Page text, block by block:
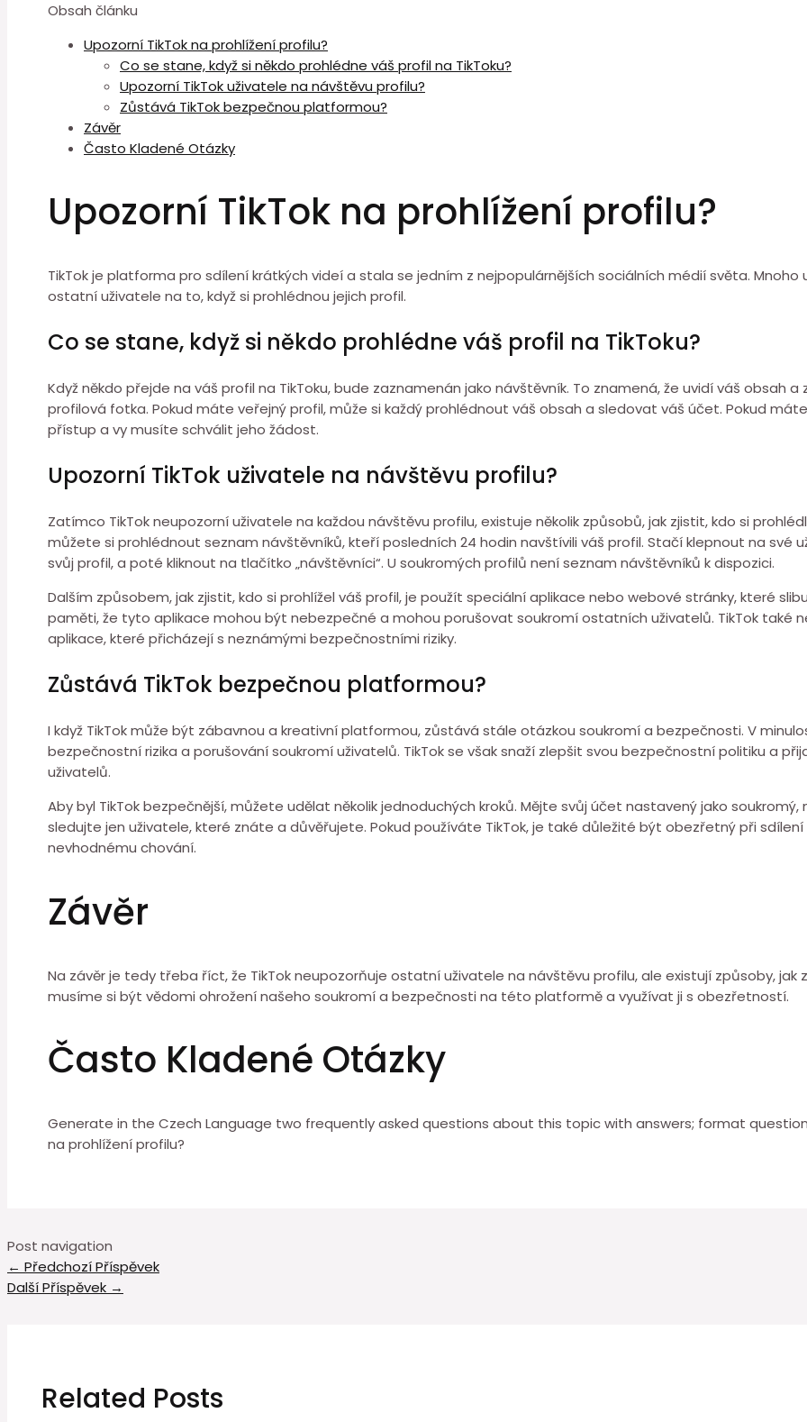
Obsah článku
Upozorní TikTok na prohlížení profilu?
Co se stane, když si někdo prohlédne váš profil na TikToku?
Upozorní TikTok uživatele na návštěvu profilu?
Zůstává TikTok bezpečnou platformou?
Závěr
Často Kladené Otázky
Upozorní TikTok na prohlížení profilu?
TikTok je platforma pro sdílení krátkých videí a stala se jedním z nejpopulárnějších sociálních médií světa. Mnoho
ostatní uživatele na to, když si prohlédnou jejich profil.
Co se stane, když si někdo prohlédne váš profil na TikToku?
Když někdo přejde na váš profil na TikToku, bude zaznamenán jako návštěvník. To znamená, že uvidí váš obsah
profilová fotka. Pokud máte veřejný profil, může si každý prohlédnout váš obsah a sledovat váš účet. Pokud
přístup a vy musíte schválit jeho žádost.
Upozorní TikTok uživatele na návštěvu profilu?
Zatímco TikTok neupozorní uživatele na každou návštěvu profilu, existuje několik způsobů, jak zjistit, kdo si
můžete si prohlédnout seznam návštěvníků, kteří posledních 24 hodin navštívili váš profil. Stačí klepnout na své
svůj profil, a poté kliknout na tlačítko „návštěvníci“. U soukromých profilů není seznam návštěvníků k dispozici.
Dalším způsobem, jak zjistit, kdo si prohlížel váš profil, je použít speciální aplikace nebo webové stránky, které
paměti, že tyto aplikace mohou být nebezpečné a mohou porušovat soukromí ostatních uživatelů. TikTok také
aplikace, které přicházejí s neznámými bezpečnostními riziky.
Zůstává TikTok bezpečnou platformou?
I když TikTok může být zábavnou a kreativní platformou, zůstává stále otázkou soukromí a bezpečnosti. V
bezpečnostní rizika a porušování soukromí uživatelů. TikTok se však snaží zlepšit svou bezpečnostní politiku a
uživatelů.
Aby byl TikTok bezpečnější, můžete udělat několik jednoduchých kroků. Mějte svůj účet nastavený jako
sledujte jen uživatele, které znáte a důvěřujete. Pokud používáte TikTok, je také důležité být obezřetný při
nevhodnému chování.
Závěr
Na závěr je tedy třeba říct, že TikTok neupozorňuje ostatní uživatele na návštěvu profilu, ale existují způsoby, jak
musíme si být vědomi ohrožení našeho soukromí a bezpečnosti na této platformě a využívat ji s obezřetností.
Často Kladené Otázky
Generate in the Czech Language two frequently asked questions about this topic with answers; format
na prohlížení profilu?
Post navigation
← Předchozí Příspěvek
Další Příspěvek →
Related Posts